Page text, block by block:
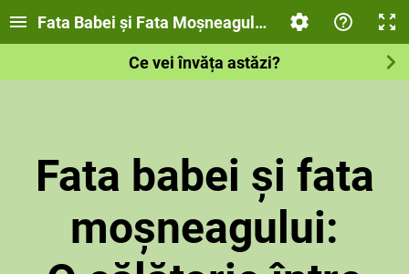
Fata Babei și Fata Moșneagului
Ce vei învăța astăzi?
Fata babei și fata
moșneagului: